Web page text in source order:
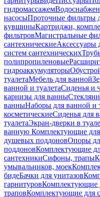
гидромассажем
насосыПроточные фильтры
кувшиныКартриджи,
фильтровМагистральные
сантехническиеАксессуары
систем сантехнических
полипропиленовые
гидроаккумуляторы
туалетаМебель для ванной
ванной и туалетаСиденья и
карнизы для ванны
ванныНаборы для ванной и
косметическиеСиденья для
туалетаЭкран-дверки в
ванную Комплектующие
душевых поддоновОпоры
поддоновКомплектующие
сантехникиСифоны, трапы
умывальников, моек
бидеБачки для унитазов
гарнитуровКомплектующие
траповКомплектующие для